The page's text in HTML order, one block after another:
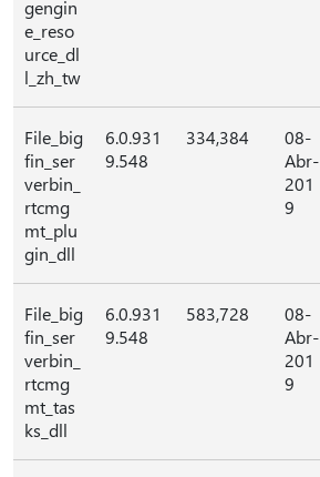
gengin
e_reso
urce_dl
l_zh_tw
File_big
fin_ser
verbin_
rtcmg
mt_plu
gin_dll
6.0.931
9.548
334,384
08-
Abr-
201
9
File_big
fin_ser
verbin_
rtcmg
mt_tas
ks_dll
6.0.931
9.548
583,728
08-
Abr-
201
9